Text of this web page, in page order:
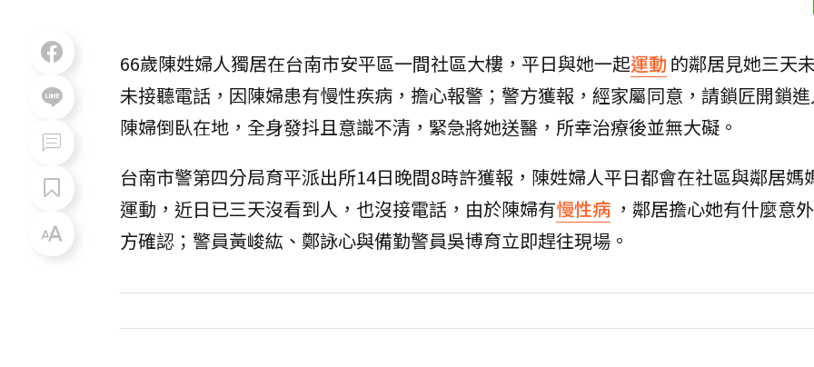
66歲陳姓婦人獨居在台南市安平區一間社區大樓，平日與她一起運動 的鄰居見她三天
未接聽電話，因陳婦患有慢性疾病，擔心報警；警方獲報，經家屬同意，請鎖匠開鎖
陳婦倒臥在地，全身發抖且意識不清，緊急將她送醫，所幸治療後並無大礙。
台南市警第四分局育平派出所14日晚間8時許獲報，陳姓婦人平日都會在社區與鄰居媽
運動，近日已三天沒看到人，也沒接電話，由於陳婦有慢性病 ，鄰居擔心她有什麼意
方確認；警員黃峻紘、鄭詠心與備勤警員吳博育立即趕往現場。